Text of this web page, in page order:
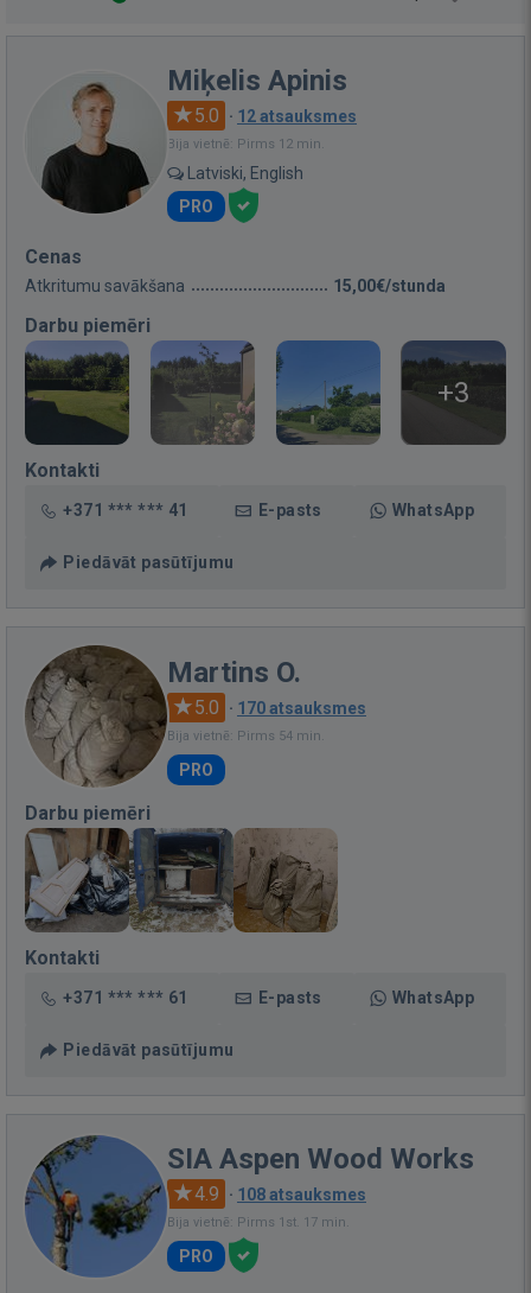
Miķelis Apinis
5.0 · 12 atsauksmes
Bija vietnē: Pirms 12 min.
Latviski, English
PRO
Cenas
Atkritumu savākšana 15,00€/stunda
Darbu piemēri
+3
Kontakti
+371 *** *** 41 E-pasts WhatsApp
Piedāvāt pasūtījumu
Martins O.
5.0 · 170 atsauksmes
Bija vietnē: Pirms 54 min.
PRO
Darbu piemēri
Kontakti
+371 *** *** 61 E-pasts WhatsApp
Piedāvāt pasūtījumu
SIA Aspen Wood Works
4.9 · 108 atsauksmes
Bija vietnē: Pirms 1st. 17 min.
PRO